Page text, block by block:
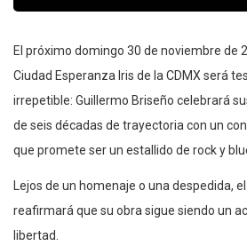
El próximo domingo 30 de noviembre de
Ciudad Esperanza Iris de la CDMX será
irrepetible: Guillermo Briseño celebrará
de seis décadas de trayectoria con un
que promete ser un estallido de rock y
Lejos de un homenaje o una despedida,
reafirmará que su obra sigue siendo un
libertad.